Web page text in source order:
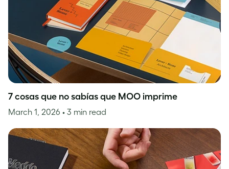
7 cosas que no sabías que MOO imprime
March 1, 2026 • 3 min read